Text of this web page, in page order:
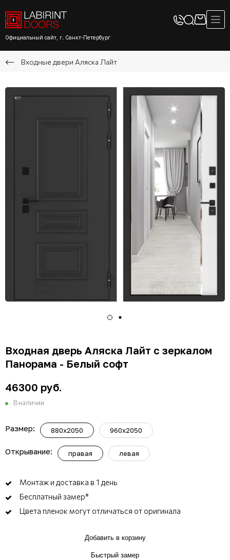
Официальный сайт, г. Санкт-Петербург
Входные двери Аляска Лайт
Входная дверь Аляска Лайт с зеркалом
Панорама - Белый софт
46300 руб.
В наличии
Размер: 880x2050 960x2050
Открывание: правая левая
Монтаж и доставка в 1 день
Бесплатный замер*
Цвета пленок могут отличаться от оригинала
Добавить в корзину
Быстрый замер